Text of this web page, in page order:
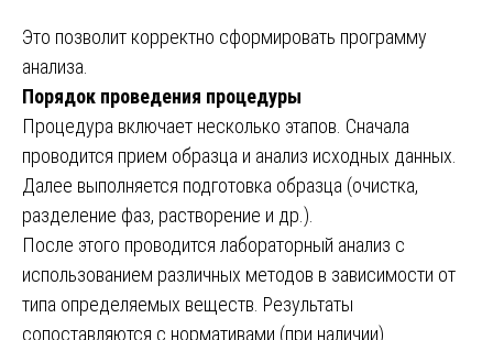
Это позволит корректно сформировать программу
анализа.
Порядок проведения процедуры
Процедура включает несколько этапов. Сначала
проводится прием образца и анализ исходных данных.
Далее выполняется подготовка образца (очистка,
разделение фаз, растворение и др.).
После этого проводится лабораторный анализ с
использованием различных методов в зависимости от
типа определяемых веществ. Результаты
сопоставляются с нормативами (при наличии).